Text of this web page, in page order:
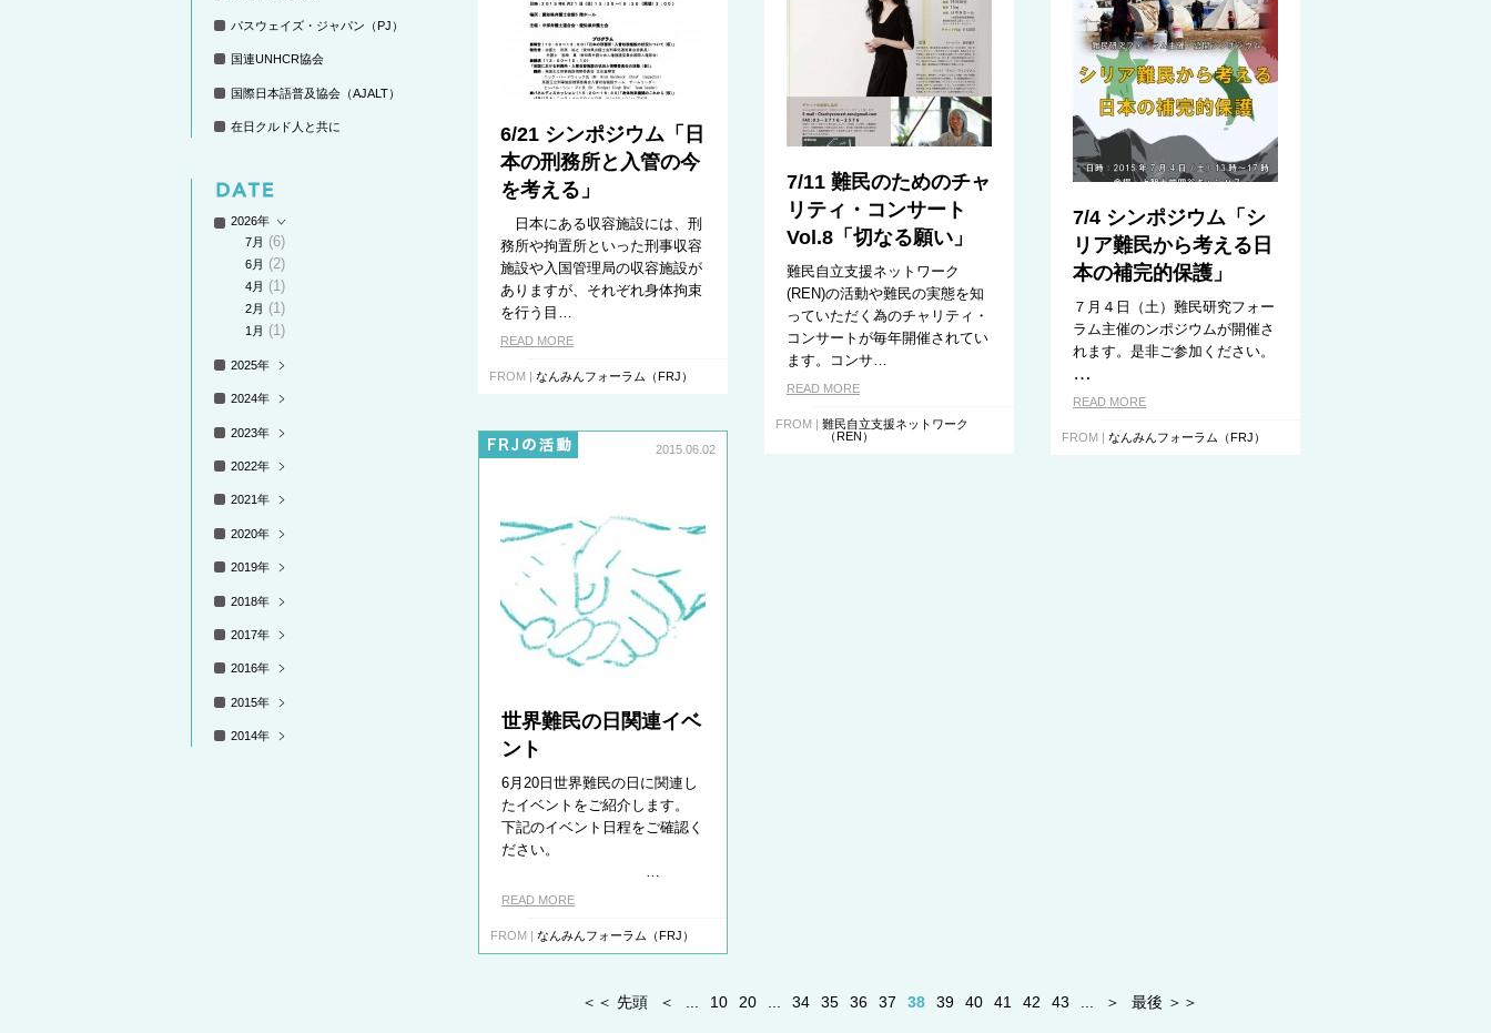
6/21 シンポジウム「日
本の刑務所と入管の今
を考える」
日本にある収容施設には、刑
務所や拘置所といった刑事収容
施設や入国管理局の収容施設が
ありますが、それぞれ身体拘束
を行う目…
READ MORE
FROM | なんみんフォーラム（FRJ）
7/11 難民のためのチャ
リティ・コンサート
Vol.8「切なる願い」
難民自立支援ネットワーク
(REN)の活動や難民の実態を知
っていただく為のチャリティ・
コンサートが毎年開催されてい
ます。コンサ…
READ MORE
FROM | 難民自立支援ネットワーク
（REN）
7/4 シンポジウム「シ
リア難民から考える日
本の補完的保護」
７月４日（土）難民研究フォー
ラム主催のンポジウムが開催さ
れます。是非ご参加ください。
…
READ MORE
FROM | なんみんフォーラム（FRJ）
2015.06.02
世界難民の日関連イベ
ント
6月20日世界難民の日に関連し
たイベントをご紹介します。
下記のイベント日程をご確認く
ださい。
…
READ MORE
FROM | なんみんフォーラム（FRJ）
＜＜ 先頭 ＜ ... 10 20 ... 34 35 36 37 38 39 40 41 42 43 ... ＞ 最後 ＞＞
パスウェイズ・ジャパン（PJ）
国連UNHCR協会
国際日本語普及協会（AJALT）
在日クルド人と共に
2026年
7月
(6)
6月 (2)
4月 (1)
2月 (1)
1月 (1)
2025年
2024年
2023年
2022年
2021年
2020年
2019年
2018年
2017年
2016年
2015年
2014年